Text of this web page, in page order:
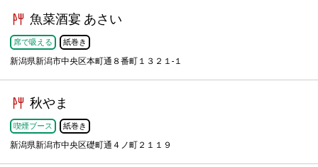
魚菜酒宴 あさい
席で吸える 紙巻き
新潟県新潟市中央区本町通８番町１３２１-１
秋やま
喫煙ブース 紙巻き
新潟県新潟市中央区礎町通４ノ町２１１９